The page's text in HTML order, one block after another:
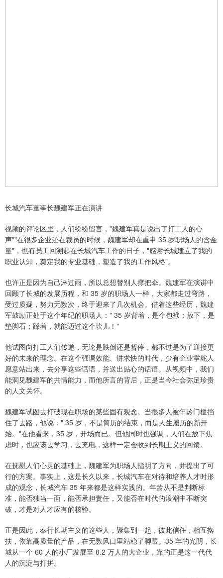
长城汽车董事长魏建军正在演讲
视频的评论区里，人们纷纷留言，"魏建军真是说出了打工人的心
声""在很多企业还在裁员的时候，魏建军却在重申 35 岁职场人的含金
量"，也有员工回溯起在长城汽车工作的日子，"感谢长城建立了我的
职业认知，奠定我的专业基础，塑造了我的工作风格"。
也许正是因为自己淋过雨，所以总想替别人撑把伞。魏建军在演讲中
回顾了长城的发展历程，和 35 岁的职场人一样，大家都走过弯路，
受过质疑，努力无数次，终于迎来了几次机会。借着这些经历，魏建
军鼓励正处于这个年纪的职场人：" 35 岁背着，是个包袱；放下，是
垫脚石；踩着，就能迈过这个坎儿！"
他试图向打工人们传递，无论是跌倒还是暂停，都不过是为了迎接更
好的未来的理念。在这个强调效能、讲求快的时代，少有企业掌舵人
愿意站出来，去分享这些话语，并送出贴心的话语。从视频中，我们
能洞见魏建军的共情能力，而他所言的背后，正是当今社会弥足珍贵
的人文关怀。
魏建军试图去打破现在职场的某些固有观念。当很多人被年龄门槛挡
住了去路，他说：" 35 岁，不是简历的结束，而是人生履历的新开
始。"在他看来，35 岁，开场而已。但他同时也强调，人们在放下焦
虑时，也应该去学习，去充电，这样一定会收到长期主义的回馈。
在抚慰人们心灵的基础上，魏建军为职场人指明了方向，并提出了可
行的方案。事实上，这是长久以来，长城汽车在对待和培养人才时形
成的观念，长城汽车 35 年来都是这样实践的。年龄从不是判断标
准，能否独当一面，能否承担责任，又能否在时代的浪潮中不断突
破，才是对人才应有的核验。
正是因此，奉行长期主义的这些人，聚集到一起，彼此信任，相互搀
扶，依靠高质量的产品，在无数风口里站稳了脚跟。35 年的光阴，长
城从一个 60 人的小厂发展至 8.2 万人的大企业，靠的正是这一代代
人的沉淀与打拼。